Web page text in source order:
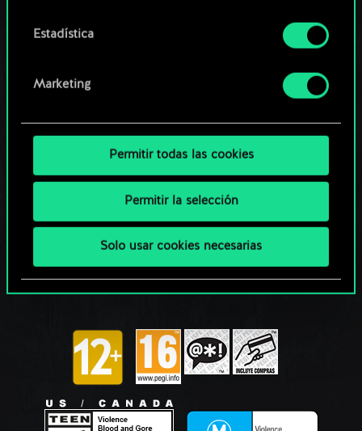
Estadística
Marketing
Permitir todas las cookies
Permitir la selección
Solo usar cookies necesarias